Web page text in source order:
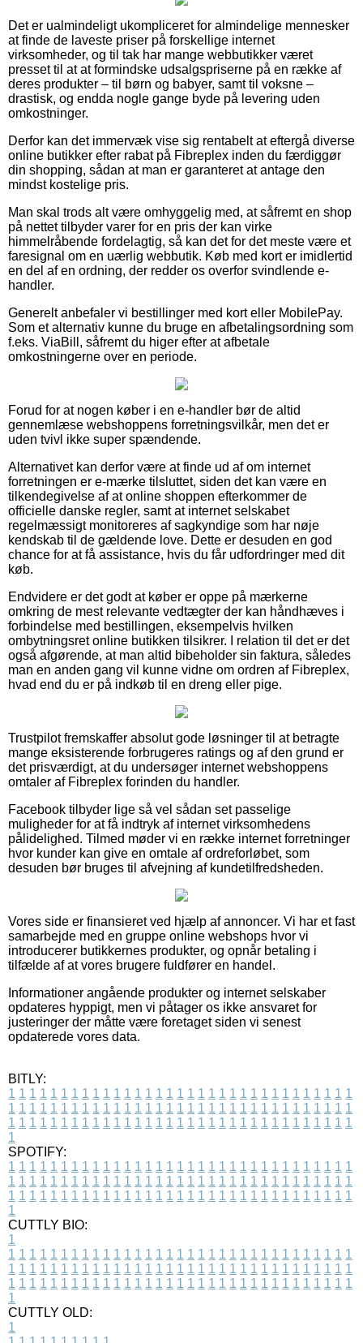
Det er ualmindeligt ukompliceret for almindelige mennesker
at finde de laveste priser på forskellige internet
virksomheder, og til tak har mange webbutikker været
presset til at at formindske udsalgspriserne på en række af
deres produkter – til børn og babyer, samt til voksne –
drastisk, og endda nogle gange byde på levering uden
omkostninger.
Derfor kan det immervæk vise sig rentabelt at eftergå diverse
online butikker efter rabat på Fibreplex inden du færdiggør
din shopping, sådan at man er garanteret at antage den
mindst kostelige pris.
Man skal trods alt være omhyggelig med, at såfremt en shop
på nettet tilbyder varer for en pris der kan virke
himmelråbende fordelagtig, så kan det for det meste være et
faresignal om en uærlig webbutik. Køb med kort er imidlertid
en del af en ordning, der redder os overfor svindlende e-
handler.
Generelt anbefaler vi bestillinger med kort eller MobilePay.
Som et alternativ kunne du bruge en afbetalingsordning som
f.eks. ViaBill, såfremt du higer efter at afbetale
omkostningerne over en periode.
Forud for at nogen køber i en e-handler bør de altid
gennemlæse webshoppens forretningsvilkår, men det er
uden tvivl ikke super spændende.
Alternativet kan derfor være at finde ud af om internet
forretningen er e-mærke tilsluttet, siden det kan være en
tilkendegivelse af at online shoppen efterkommer de
officielle danske regler, samt at internet selskabet
regelmæssigt monitoreres af sagkyndige som har nøje
kendskab til de gældende love. Dette er desuden en god
chance for at få assistance, hvis du får udfordringer med dit
køb.
Endvidere er det godt at køber er oppe på mærkerne
omkring de mest relevante vedtægter der kan håndhæves i
forbindelse med bestillingen, eksempelvis hvilken
ombytningsret online butikken tilsikrer. I relation til det er det
også afgørende, at man altid bibeholder sin faktura, således
man en anden gang vil kunne vidne om ordren af Fibreplex,
hvad end du er på indkøb til en dreng eller pige.
Trustpilot fremskaffer absolut gode løsninger til at betragte
mange eksisterende forbrugeres ratings og af den grund er
det prisværdigt, at du undersøger internet webshoppens
omtaler af Fibreplex forinden du handler.
Facebook tilbyder lige så vel sådan set passelige
muligheder for at få indtryk af internet virksomhedens
pålidelighed. Tilmed møder vi en række internet forretninger
hvor kunder kan give en omtale af ordreforløbet, som
desuden bør bruges til afvejning af kundetilfredsheden.
Vores side er finansieret ved hjælp af annoncer. Vi har et fast
samarbejde med en gruppe online webshops hvor vi
introducerer butikkernes produkter, og opnår betaling i
tilfælde af at vores brugere fuldfører en handel.
Informationer angående produkter og internet selskaber
opdateres hyppigt, men vi påtager os ikke ansvaret for
justeringer der måtte være foretaget siden vi senest
opdaterede vores data.
BITLY:
1 1 1 1 1 1 1 1 1 1 1 1 1 1 1 1 1 1 1 1 1 1 1 1 1 1 1 1 1 1 1 1 1
1 1 1 1 1 1 1 1 1 1 1 1 1 1 1 1 1 1 1 1 1 1 1 1 1 1 1 1 1 1 1 1 1
1 1 1 1 1 1 1 1 1 1 1 1 1 1 1 1 1 1 1 1 1 1 1 1 1 1 1 1 1 1 1 1 1
1
SPOTIFY:
1 1 1 1 1 1 1 1 1 1 1 1 1 1 1 1 1 1 1 1 1 1 1 1 1 1 1 1 1 1 1 1 1
1 1 1 1 1 1 1 1 1 1 1 1 1 1 1 1 1 1 1 1 1 1 1 1 1 1 1 1 1 1 1 1 1
1 1 1 1 1 1 1 1 1 1 1 1 1 1 1 1 1 1 1 1 1 1 1 1 1 1 1 1 1 1 1 1 1
1
CUTTLY BIO:
1
1 1 1 1 1 1 1 1 1 1 1 1 1 1 1 1 1 1 1 1 1 1 1 1 1 1 1 1 1 1 1 1 1
1 1 1 1 1 1 1 1 1 1 1 1 1 1 1 1 1 1 1 1 1 1 1 1 1 1 1 1 1 1 1 1 1
1 1 1 1 1 1 1 1 1 1 1 1 1 1 1 1 1 1 1 1 1 1 1 1 1 1 1 1 1 1 1 1 1
1
CUTTLY OLD:
1